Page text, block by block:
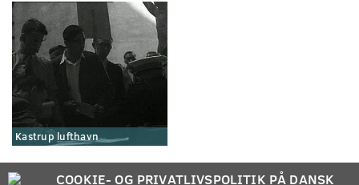
Kastrup lufthavn
COOKIE- OG PRIVATLIVSPOLITIK PÅ DANSK